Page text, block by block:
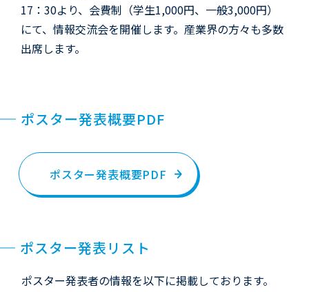
17：30より、会費制（学生1,000円、一般3,000円）
にて、情報交流会を開催します。産業界の方々も多数
出席します。
ポスター発表概要PDF
ポスター発表概要PDF
ポスター発表リスト
ポスター発表者の情報を以下に掲載しております。